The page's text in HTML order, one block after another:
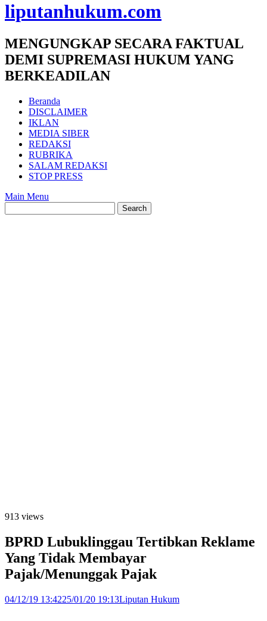
liputanhukum.com
MENGUNGKAP SECARA FAKTUAL
DEMI SUPREMASI HUKUM YANG
BERKEADILAN
Beranda
DISCLAIMER
IKLAN
MEDIA SIBER
REDAKSI
RUBRIKA
SALAM REDAKSI
STOP PRESS
Main Menu
913 views
BPRD Lubuklinggau Tertibkan Reklame
Yang Tidak Membayar
Pajak/Menunggak Pajak
04/12/19 13:4225/01/20 19:13Liputan Hukum